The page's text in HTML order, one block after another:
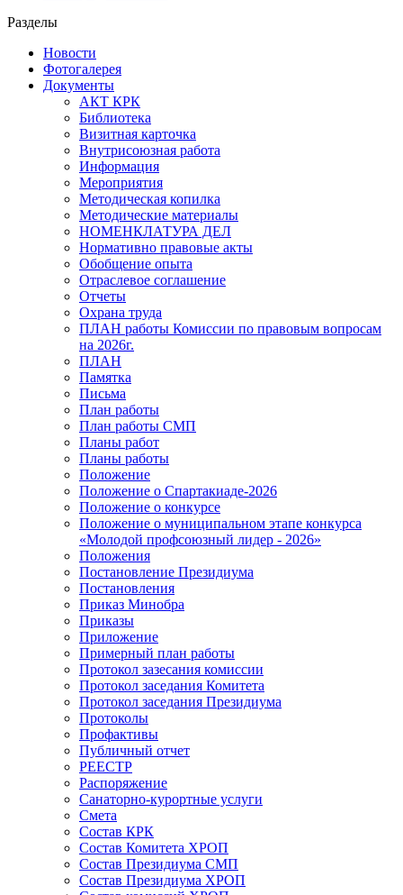
Разделы
Новости
Фотогалерея
Документы
АКТ КРК
Библиотека
Визитная карточка
Внутрисоюзная работа
Информация
Мероприятия
Методическая копилка
Методические материалы
НОМЕНКЛАТУРА ДЕЛ
Нормативно правовые акты
Обобщение опыта
Отраслевое соглашение
Отчеты
Охрана труда
ПЛАН работы Комиссии по правовым вопросам
на 2026г.
ПЛАН
Памятка
Письма
План работы
План работы СМП
Планы работ
Планы работы
Положение
Положение о Спартакиаде-2026
Положение о конкурсе
Положение о муниципальном этапе конкурса
«Молодой профсоюзный лидер - 2026»
Положения
Постановление Президиума
Постановления
Приказ Минобра
Приказы
Приложение
Примерный план работы
Протокол зазесания комиссии
Протокол заседания Комитета
Протокол заседания Президиума
Протоколы
Профактивы
Публичный отчет
РЕЕСТР
Распоряжение
Санаторно-курортные услуги
Смета
Состав КРК
Состав Комитета ХРОП
Состав Президиума СМП
Состав Президиума ХРОП